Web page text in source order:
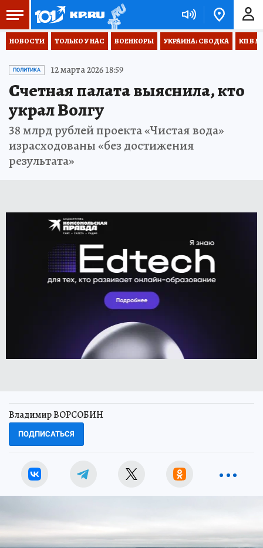
НОВОСТИ ТОЛЬКО У НАС ВОЕНКОРЫ УКРАИНА: СВОДКА КП В
ПОЛИТИКА 12 марта 2026 18:59
Счетная палата выяснила, кто
украл Волгу
38 млрд рублей проекта «Чистая вода»
израсходованы «без достижения
результата»
Владимир ВОРСОБИН
ПОДПИСАТЬСЯ